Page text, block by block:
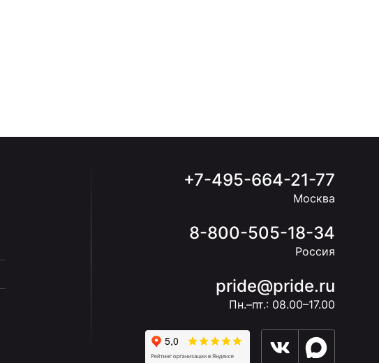
+7-495-664-21-77
Москва
8-800-505-18-34
Россия
pride@pride.ru
Пн.–пт.: 08.00–17.00